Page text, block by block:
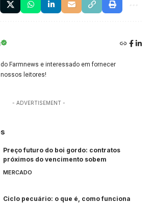
Farmnews e interessado em fornecer
leitores!
- ADVERTISEMENT -
Preço futuro do boi gordo: contratos
próximos do vencimento sobem
MERCADO
Ciclo pecuário: o que é, como funciona